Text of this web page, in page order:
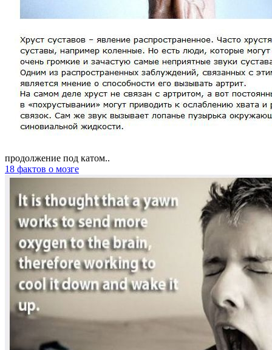
продолжение под катом..
18 фактов о мозге